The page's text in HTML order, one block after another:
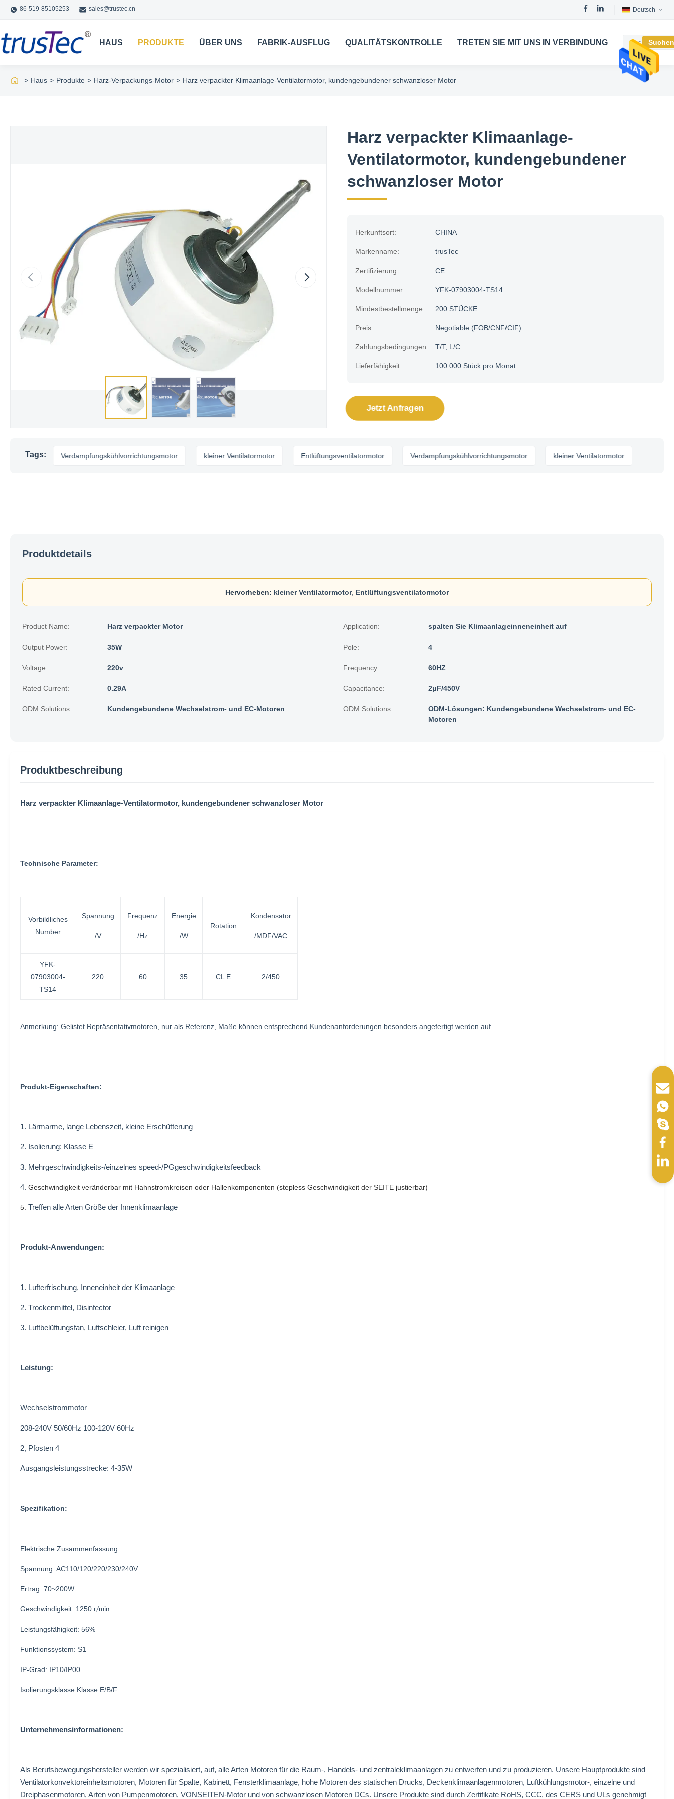
86-519-85105253 sales@trustec.cn Deutsch
HAUS PRODUKTE ÜBER UNS FABRIK-AUSFLUG QUALITÄTSKONTROLLE TRETEN SIE MIT UNS IN VERBINDUNG
> Haus > Produkte > Harz-Verpackungs-Motor > Harz verpackter Klimaanlage-Ventilatormotor, kundengebundener schwanzloser Motor
Harz verpackter Klimaanlage-
Ventilatormotor, kundengebundener
schwanzloser Motor
Herkunftsort: CHINA
Markenname: trusTec
Zertifizierung: CE
Modellnummer: YFK-07903004-TS14
Mindestbestellmenge: 200 STÜCKE
Preis: Negotiable (FOB/CNF/CIF)
Zahlungsbedingungen: T/T, L/C
Lieferfähigkeit: 100.000 Stück pro Monat
Jetzt Anfragen
Tags:Verdampfungskühlvorrichtungsmotor kleiner Ventilatormotor Entlüftungsventilatormotor Verdampfungskühlvorrichtungsmotor kleiner Ventilatormotor
Produktdetails
Hervorheben: kleiner Ventilatormotor, Entlüftungsventilatormotor
Product Name: Harz verpackter Motor Application: spalten Sie Klimaanlageinneneinheit auf
Output Power: 35W Pole: 4
Voltage: 220v Frequency: 60HZ
Rated Current: 0.29A Capacitance: 2μF/450V
ODM Solutions: Kundengebundene Wechselstrom- und EC-Motoren ODM Solutions:
ODM-Lösungen: Kundengebundene Wechselstrom- und EC-
Motoren
Produktbeschreibung
Harz verpackter Klimaanlage-Ventilatormotor, kundengebundener schwanzloser Motor
Technische Parameter:
Vorbildliches
Number
Spannung
/V
Frequenz
/Hz
Energie
/W
Rotation
Kondensator
/MDF/VAC
YFK-
07903004-
TS14
220 60 35 CL E 2/450
Anmerkung: Gelistet Repräsentativmotoren, nur als Referenz, Maße können entsprechend Kundenanforderungen besonders angefertigt werden auf.
Produkt-Eigenschaften:
1. Lärmarme, lange Lebenszeit, kleine Erschütterung
2. Isolierung: Klasse E
3. Mehrgeschwindigkeits-/einzelnes speed-/PGgeschwindigkeitsfeedback
4. Geschwindigkeit veränderbar mit Hahnstromkreisen oder Hallenkomponenten (stepless Geschwindigkeit der SEITE justierbar)
5. Treffen alle Arten Größe der Innenklimaanlage
Produkt-Anwendungen:
1. Lufterfrischung, Inneneinheit der Klimaanlage
2. Trockenmittel, Disinfector
3. Luftbelüftungsfan, Luftschleier, Luft reinigen
Leistung:
Wechselstrommotor
208-240V 50/60Hz 100-120V 60Hz
2, Pfosten 4
Ausgangsleistungsstrecke: 4-35W
Spezifikation:
Elektrische Zusammenfassung
Spannung: AC110/120/220/230/240V
Ertrag: 70~200W
Geschwindigkeit: 1250 r/min
Leistungsfähigkeit: 56%
Funktionssystem: S1
IP-Grad: IP10/IP00
Isolierungsklasse Klasse E/B/F
Unternehmensinformationen:
Als Berufsbewegungshersteller werden wir spezialisiert, auf, alle Arten Motoren für die Raum-, Handels- und zentraleklimaanlagen zu entwerfen und zu produzieren. Unsere Hauptprodukte sind
Ventilatorkonvektoreinheitsmotoren, Motoren für Spalte, Kabinett, Fensterklimaanlage, hohe Motoren des statischen Drucks, Deckenklimaanlagenmotoren, Luftkühlungsmotor-, einzelne und
Dreiphasenmotoren, Arten von Pumpenmotoren, VONSEITEN-Motor und von schwanzlosen Motoren DCs. Unsere Produkte sind durch Zertifikate RoHS, CCC, des CERS und ULs genehmigt